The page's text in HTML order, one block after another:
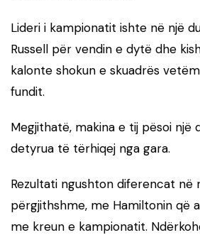
Lideri i kampionatit ishte në një
Russell për vendin e dytë dhe
kalonte shokun e skuadrës
fundit.
Megjithatë, makina e tij pësoi një
detyrua të tërhiqej nga gara.
Rezultati ngushton diferencat në
përgjithshme, me Hamiltonin që
me kreun e kampionatit.